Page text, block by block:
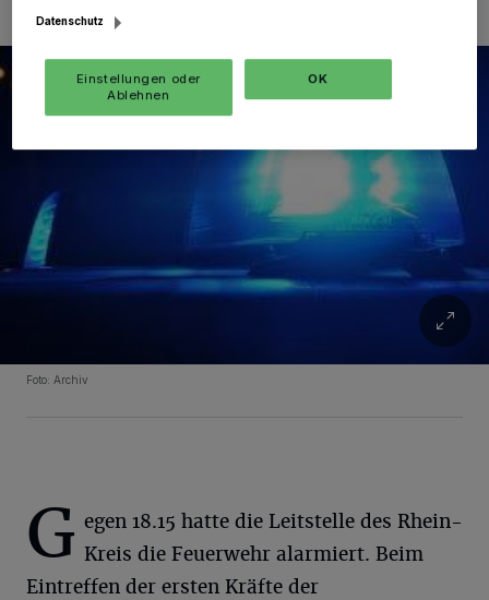
Foto: Archiv
G egen 18.15 hatte die Leitstelle des Rhein-
Kreis die Feuerwehr alarmiert. Beim
Eintreffen der ersten Kräfte der
Datenschutz
Einstellungen oder
Ablehnen
OK